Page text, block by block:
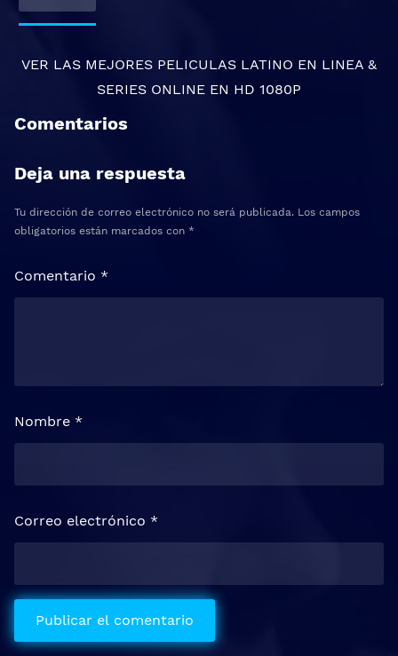
VER LAS MEJORES PELICULAS LATINO EN LINEA &
SERIES ONLINE EN HD 1080P
Comentarios
Deja una respuesta
Tu dirección de correo electrónico no será publicada. Los campos
obligatorios están marcados con *
Comentario *
Nombre *
Correo electrónico *